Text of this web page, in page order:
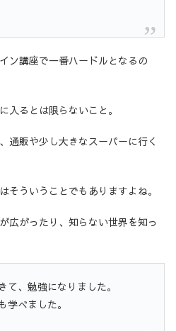
ン講座で一番ハードルとなるの
入るとは限らないこと。
通販や少し大きなスーパーに行く
そういうことでもありますよね。
広がったり、知らない世界を知っ
、勉強になりました。
学べました。